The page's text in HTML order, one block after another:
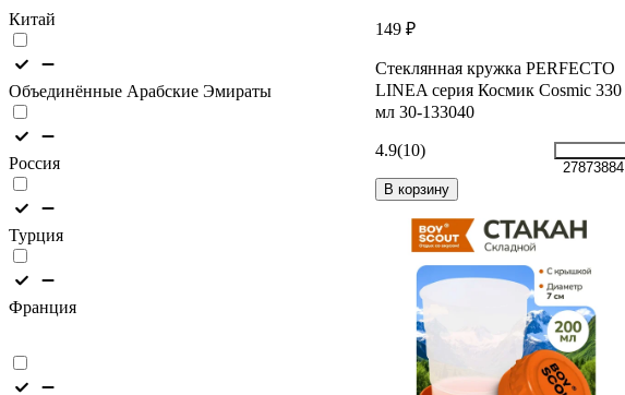
Китай
Объединённые Арабские Эмираты
Россия
Турция
Франция
149 ₽
Стеклянная кружка PERFECTO
LINEA серия Космик Cosmic 330
мл 30-133040
4.9(10)
27873884
В корзину